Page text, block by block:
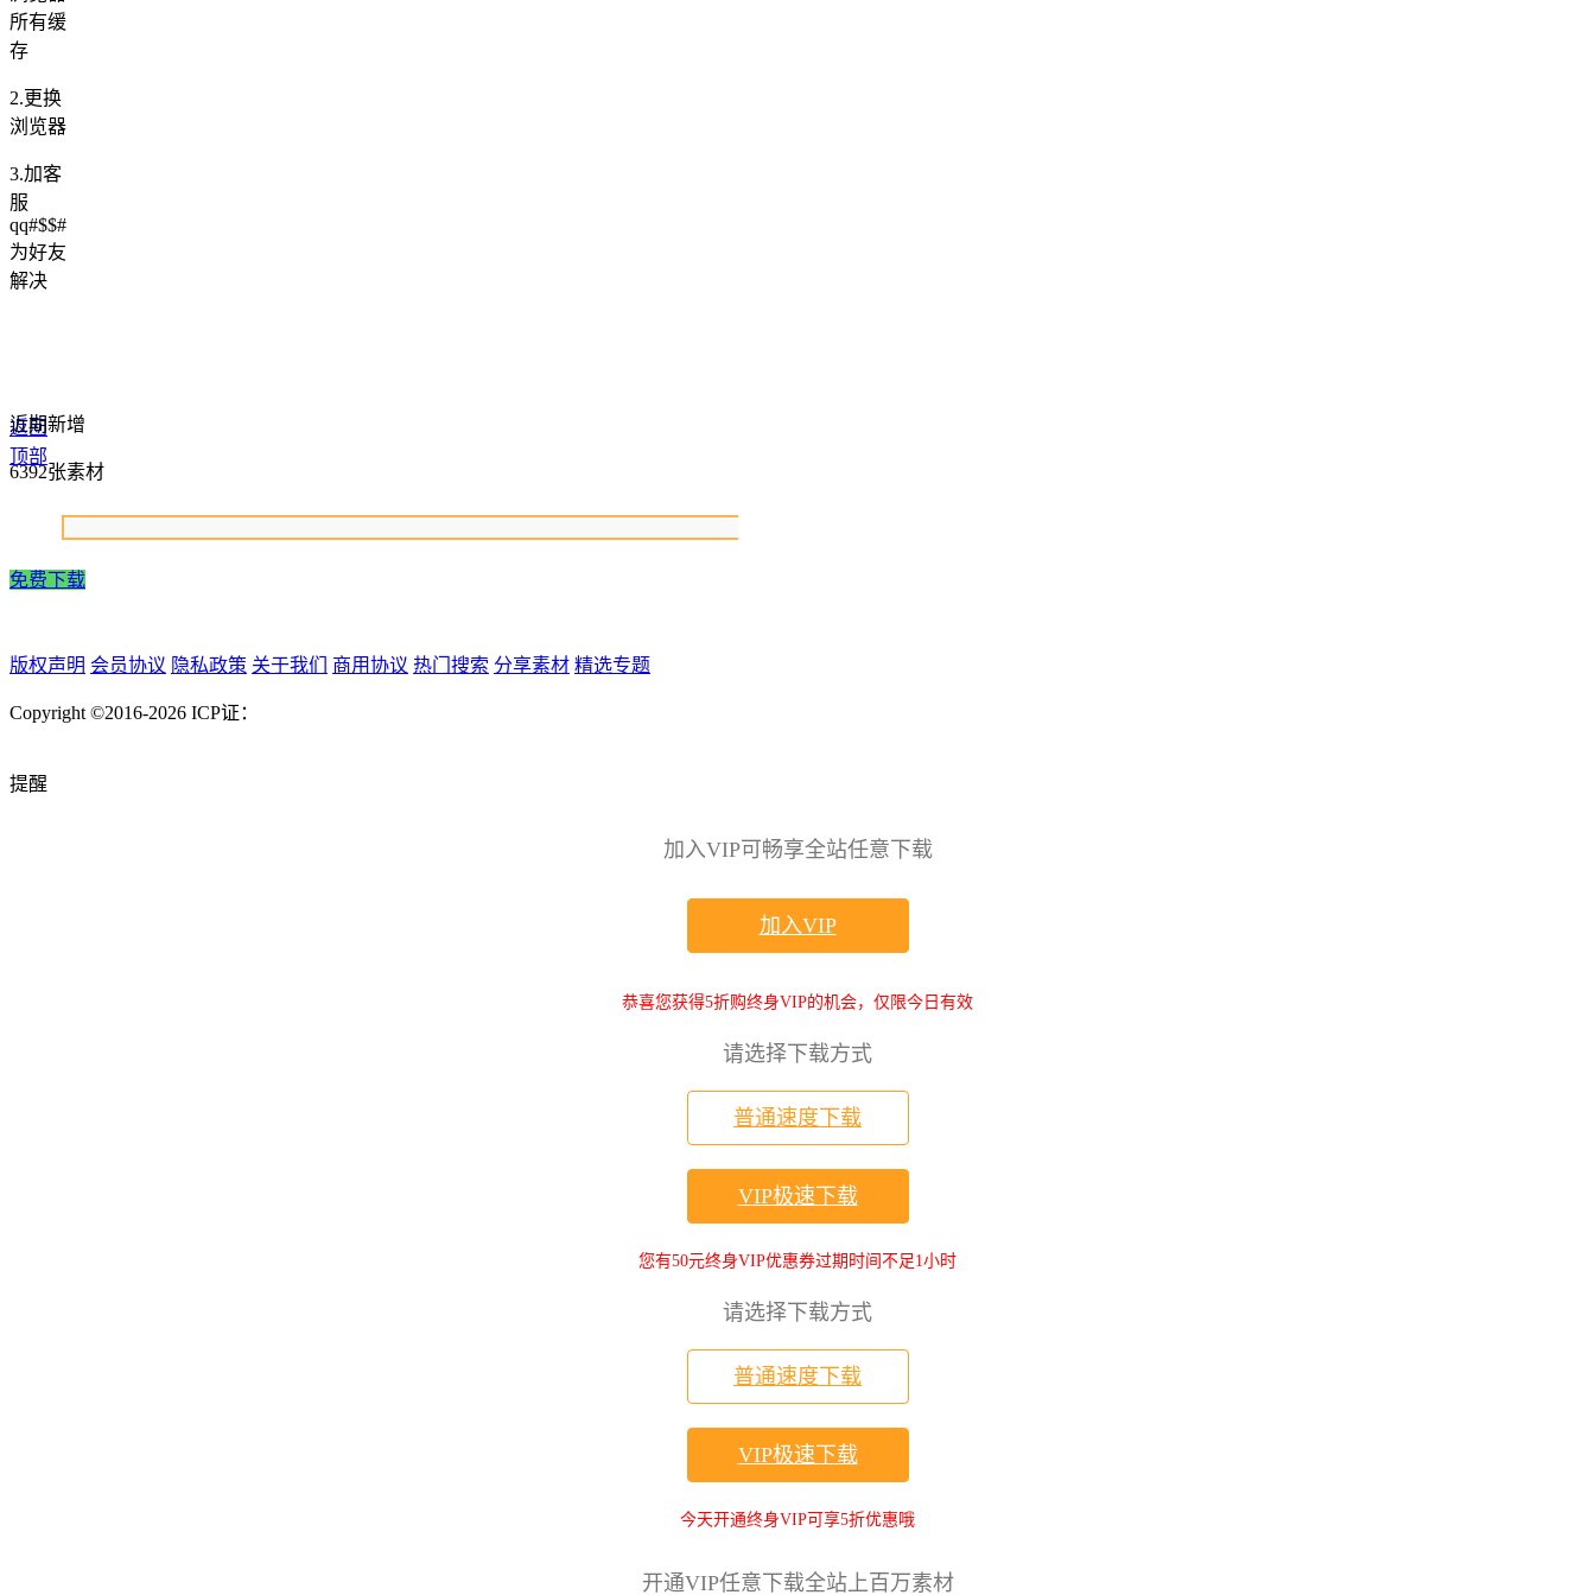
所有缓
存
2.更换
浏览器
3.加客
服
qq#$$#
为好友
解决
返回
顶部
近期新增
6392张素材
免费下载
版权声明 会员协议 隐私政策 关于我们 商用协议 热门搜索 分享素材 精选专题
Copyright ©2016-2026 ICP证：
提醒
加入VIP可畅享全站任意下载
加入VIP
恭喜您获得5折购终身VIP的机会，仅限今日有效
请选择下载方式
普通速度下载
VIP极速下载
您有50元终身VIP优惠券过期时间不足1小时
请选择下载方式
普通速度下载
VIP极速下载
今天开通终身VIP可享5折优惠哦
开通VIP任意下载全站上百万素材